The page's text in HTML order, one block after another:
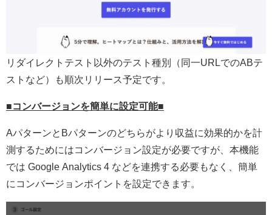
リダイレクトテスト以外のテスト種別（同一URLでのABテ
ストなど）も順次リリース予定です。
■コンバージョンを簡単に設定可能■
AパターンとBパターンのどちらがより収益に効果的かを計
測するためにはコンバージョン設定が必要ですが、本機能
では Google Analytics 4 などを連携する必要もなく、簡単
にコンバージョンポイントを設定できます。